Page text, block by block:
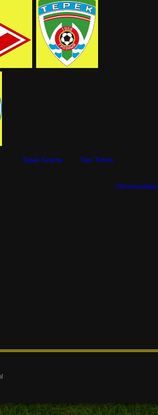
Tepek Grozny Tom Tomsk
vorossiejsk